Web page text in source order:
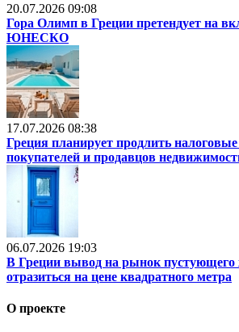
20.07.2026 09:08
Гора Олимп в Греции претендует на
ЮНЕСКО
17.07.2026 08:38
Греция планирует продлить
покупателей и продавцов
06.07.2026 19:03
В Греции вывод на рынок
отразиться на цене квадратного метра
О проекте